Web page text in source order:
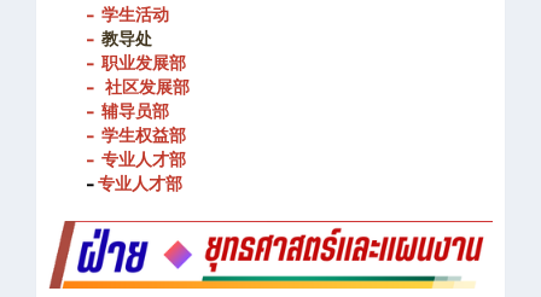
- 学生活动
- 教导处
- 职业发展部
- 社区发展部
- 辅导员部
- 学生权益部
- 专业人才部
-专业人才部